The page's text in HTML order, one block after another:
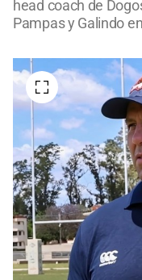
head coach de
Pampas y Galindo